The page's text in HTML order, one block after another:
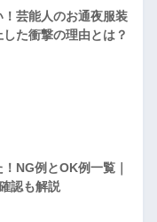
！芸能人のお通夜服装
た衝撃の理由とは？
NG例とOK例一覧｜
認も解説